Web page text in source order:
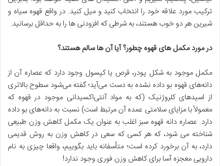
ترکیب مورد علاقه خود را انتخاب کنید و میل کنید. در واقع قهوه سیاه و
شیرین هر دو خوب هستند، به شرطی که افزودنی ها را به حداقل برسانید.
در مورد مکمل های قهوه چطور؟ آیا آن ها سالم هستند؟
مکمل موجود به شکل پودر، قرص یا کپسول وجود دارد که عصاره آن از
دانه‌های قهوه بو داده نشده به دست می‌آید؛ گفته می‌شود سطوح بالاتری
از اسیدهای کلروژنیک (که به مواد آنتی‌اکسیدانی موجود در قهوه که
معمولاً با مزایای سلامتی عمده آن مرتبط است) نسبت به دانه‌های بو داده
دارد. عصاره دانه قهوه سبز اغلب به عنوان یک مکمل کاهش وزن طبیعی
شناخته می شود، که هر کسی که سعی در کاهش وزن به روش قدیمی
دارد، به آن برخورد کرده است؛ متأسفانه باید بگوییم، واقعا چیزی به نام
دارویی معجزه آسا برای کاهش وزن فوری وجود ندارد!